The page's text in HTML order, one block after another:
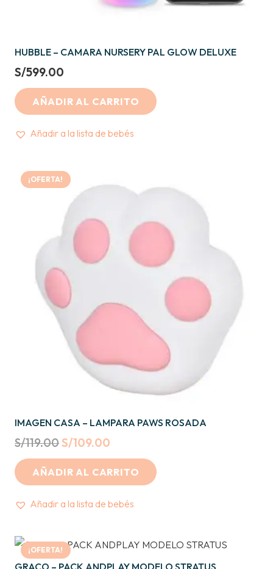
HUBBLE – CAMARA NURSERY PAL GLOW DELUXE
S/599.00
AÑADIR AL CARRITO
Añadir a la lista de bebés
¡OFERTA!
IMAGEN CASA – LAMPARA PAWS ROSADA
S/119.00Original
price
was:
S/119.00.
S/109.00
price
is:
S/109.00.
AÑADIR AL CARRITO
Añadir a la lista de bebés
¡OFERTA!
GRACO – PACK ANDPLAY MODELO STRATUS